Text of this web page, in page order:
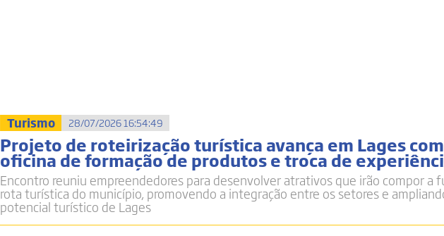
Turismo 28/07/2026 16:54:49
Projeto de roteirização turística avança em Lages com
oficina de formação de produtos e troca de
Encontro reuniu empreendedores para desenvolver atrativos que irão compor a
rota turística do município, promovendo a integração entre os setores e
potencial turístico de Lages